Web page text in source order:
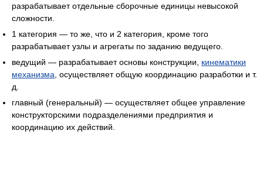
разрабатывает отдельные сборочные единицы невысокой
сложности.
1 категория — то же, что и 2 категория, кроме того
разрабатывает узлы и агрегаты по заданию ведущего.
ведущий — разрабатывает основы конструкции, кинематики
механизма , осуществляет общую координацию разработки и т.
д.
главный (генеральный) — осуществляет общее управление
конструкторскими подразделениями предприятия и
координацию их действий.